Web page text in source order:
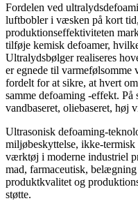
Fordelen ved
luftbobler i væsken på kort
produktionseffektiviteten
tilføje kemisk defoamer,
Ultralydsbølger realiseres
er egnede til
fordelt for at sikre, at hvert
samme defoaming -effekt. På
vandbaseret, oliebaseret, høj
Ultrasonisk defoaming-
miljøbeskyttelse, ikke-
værktøj i moderne industriel
mad, farmaceutisk,
produktkvalitet og
støtte.